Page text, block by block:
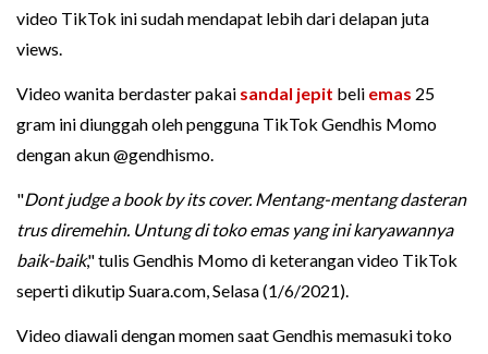
video TikTok ini sudah mendapat lebih dari delapan juta
views.
Video wanita berdaster pakai sandal jepit beli emas 25
gram ini diunggah oleh pengguna TikTok Gendhis Momo
dengan akun @gendhismo.
"Dont judge a book by its cover. Mentang-mentang dasteran
trus diremehin. Untung di toko emas yang ini karyawannya
baik-baik," tulis Gendhis Momo di keterangan video TikTok
seperti dikutip Suara.com, Selasa (1/6/2021).
Video diawali dengan momen saat Gendhis memasuki toko